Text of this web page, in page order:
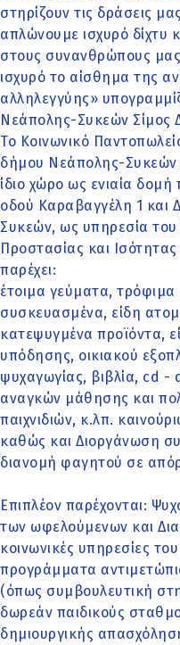
στηρίζουν τις δράσεις
απλώνουμε ισχυρό δίχτυ
στους συνανθρώπους
ισχυρό το αίσθημα της
αλληλεγγύης»
Νεάπολης-Συκεών Σίμος
Το Κοινωνικό
δήμου Νεάπολης-Συκεών
ίδιο χώρο ως ενιαία δομή
οδού Καραβαγγέλη 1 και
Συκεών, ως υπηρεσία
Προστασίας και
παρέχει:
έτοιμα γεύματα, τρόφιμα
συσκευασμένα, είδη
κατεψυγμένα προϊόντα,
υπόδησης, οικιακού
ψυχαγωγίας, βιβλία, cd -
αναγκών μάθησης και
παιχνιδιών, κ.λπ.
καθώς και Διοργάνωση
διανομή φαγητού σε
Επιπλέον παρέχονται:
των ωφελούμενων και
κοινωνικές υπηρεσίες
προγράμματα
(όπως συμβουλευτική
δωρεάν παιδικούς
δημιουργικής